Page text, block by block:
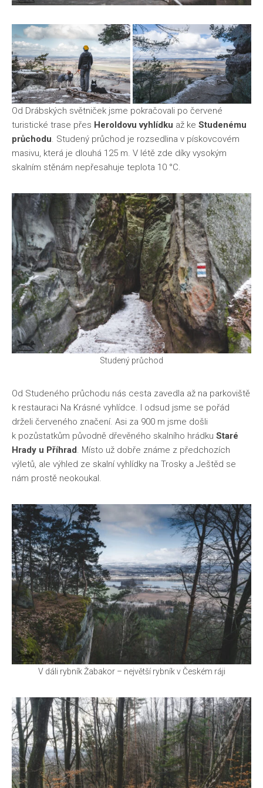
Od Drábských světniček jsme pokračovali po červené
turistické trase přes Heroldovu vyhlídku až ke Studenému
průchodu . Studený průchod je rozsedlina v pískovcovém
masivu, která je dlouhá 125 m. V létě zde díky vysokým
skalním stěnám nepřesahuje teplota 10 °C.
Studený průchod
Od Studeného průchodu nás cesta zavedla až na parkoviště
k restauraci Na Krásné vyhlídce. I odsud jsme se pořád
drželi červeného značení. Asi za 900 m jsme došli
k pozůstatkům původně dřevěného skalního hrádku Staré
Hrady u Příhrad. Místo už dobře známe z předchozích
výletů, ale výhled ze skalní vyhlídky na Trosky a Ještěd se
nám prostě neokoukal.
V dáli rybník Žabakor – největší rybník v Českém ráji